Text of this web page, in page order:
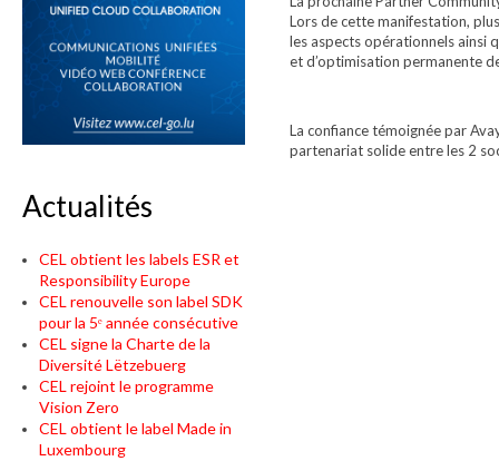
Lors de cette manifestation,
les aspects opérationnels ainsi
et d’optimisation permanente
La confiance témoignée par
partenariat solide entre les 2
Actualités
CEL obtient les labels ESR et
Responsibility Europe
CEL renouvelle son label SDK
pour la 5ᵉ année consécutive
CEL signe la Charte de la
Diversité Lëtzebuerg
CEL rejoint le programme
Vision Zero
CEL obtient le label Made in
Luxembourg